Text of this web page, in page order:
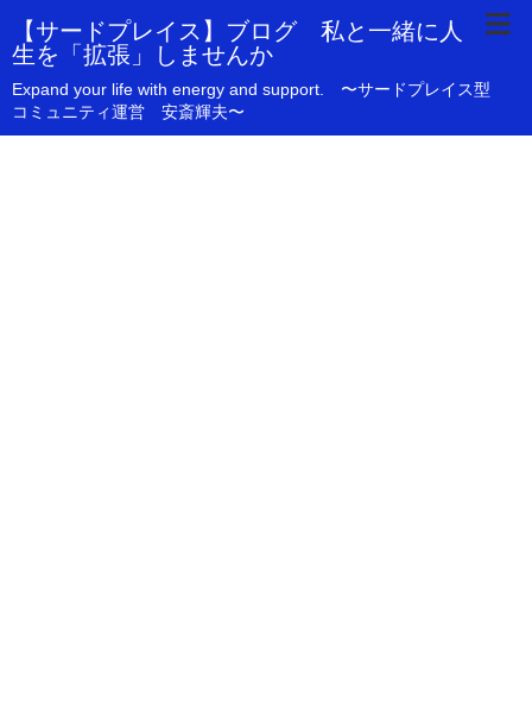
【サードプレイス】ブログ 私と一緒に人
生を「拡張」しませんか
Expand your life with energy and support. 〜サードプレイス型
コミュニティ運営 安斎輝夫〜